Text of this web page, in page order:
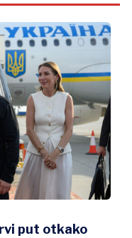
Zašto Zelenski